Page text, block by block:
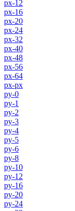
px-12
px-16
px-20
px-24
px-32
px-40
px-48
px-56
px-64
px-px
py-0
py-1
py-2
py-3
py-4
py-5
py-6
py-8
py-10
py-12
py-16
py-20
py-24